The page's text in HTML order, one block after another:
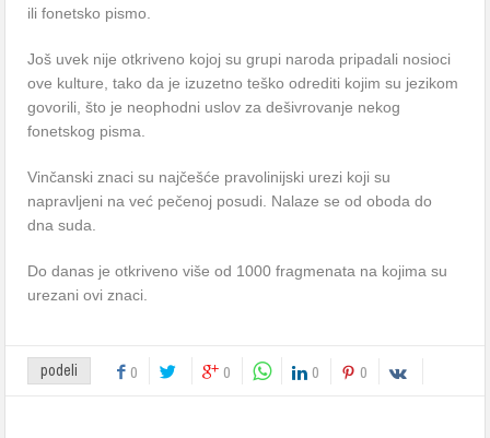
ili fonetsko pismo.
Još uvek nije otkriveno kojoj su grupi naroda pripadali nosioci
ove kulture, tako da je izuzetno teško odrediti kojim su jezikom
govorili, što je neophodni uslov za dešivrovanje nekog
fonetskog pisma.
Vinčanski znaci su najčešće pravolinijski urezi koji su
napravljeni na već pečenoj posudi. Nalaze se od oboda do
dna suda.
Do danas je otkriveno više od 1000 fragmenata na kojima su
urezani ovi znaci.
podeli 0 0 0 0